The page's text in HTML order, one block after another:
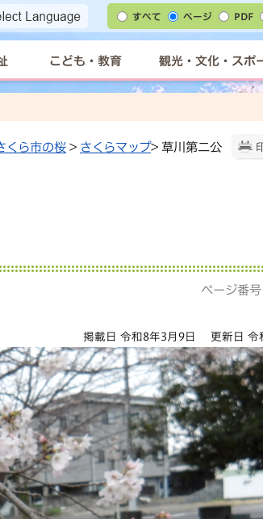
すべて ページ PDF
こども・教育 観光・文化・スポ
くら市の桜 > さくらマップ> 草川第二公
ページ番
掲載日 令和8年3月9日 更新日 令